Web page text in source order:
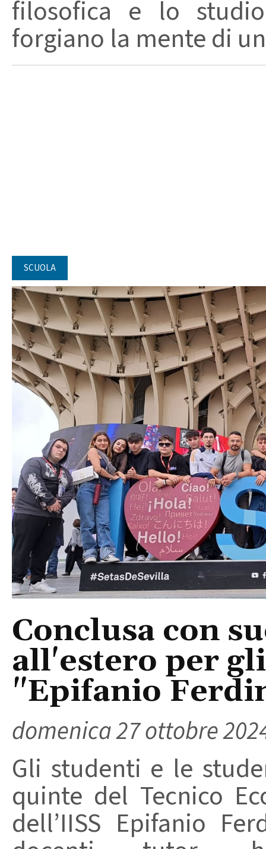
filosofica e lo
forgiano la mente di
SCUOLA
Conclusa con
all'estero per
"Epifanio
domenica 27 ottobre
Gli studenti e le
quinte del Tecnico
dell’IISS Epifanio